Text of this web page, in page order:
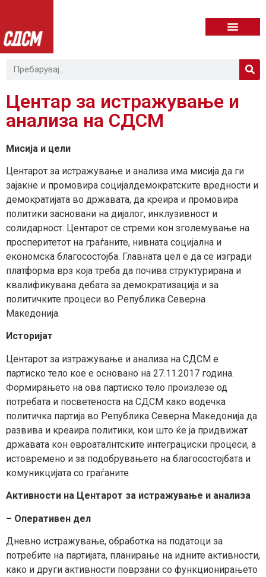
Центар за истражување и
анализа на СДСМ
Мисија и цели
Центарот за истражување и анализа има мисија да ги
зајакне и промовира социјалдемократските вредности и
демократијата во државата, да креира и промовира
политики засновани на дијалог, инклузивност и
солидарност. Центарот се стреми кон зголемување на
просперитетот на граѓаните, нивната социјална и
економска благосостојба. Главната цел е да се изгради
платформа врз која треба да почива структурирана и
квалификувана дебата за демократизација и за
политичките процеси во Република Северна
Македонија.
Историјат
Центарот за изтражување и анализа на СДСМ е
партиско тело кое е основано на 27.11.2017 година.
Формирањето на ова партиско тело произлезе од
потребата и посветеноста на СДСМ како водечка
политичка партија во Република Северна Македонија да
развива и креаира политики, кои што ќе ја придвижат
државата кон евроаталнтските интеграциски процеси, а
истовремено и за подобрувањето на благосостојбата и
комуникцијата со граѓаните.
Активности на Центарот за истражување и анализа
– Оперативен дел
Дневно истражување, обработка на податоци за
потребите на партијата, планирање на идните активности,
како и други активности поврзани со функционирањето